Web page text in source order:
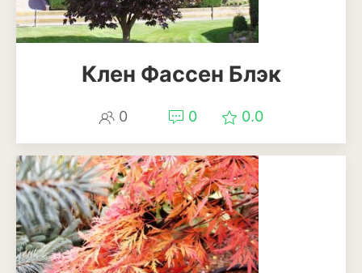
Клен Фассен Блэк
0 0 0.0